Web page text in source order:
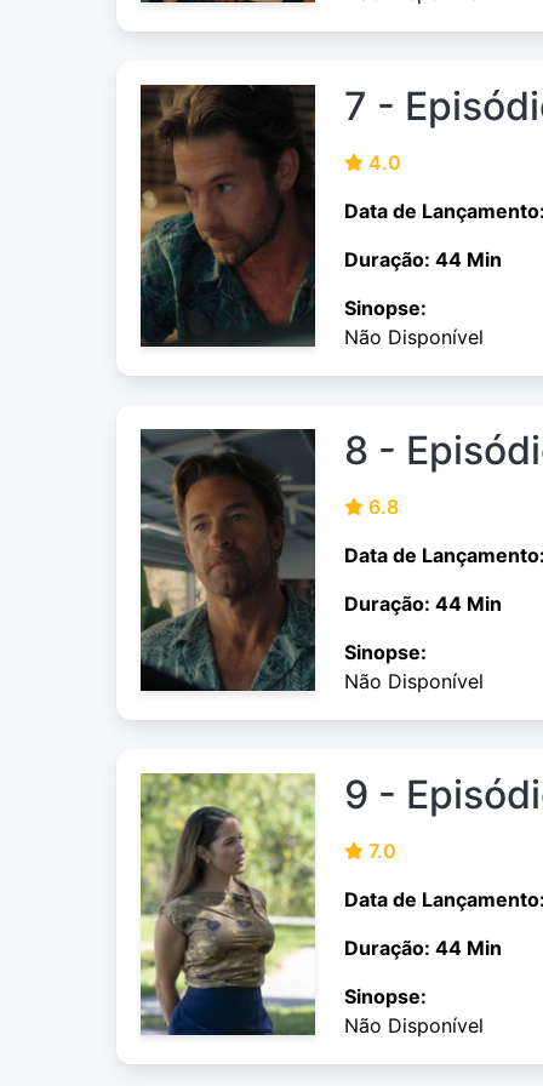
7 -
4.0
Data de
Duração: 44 Min
Sinopse:
Não Disponível
8 -
6.8
Data de
Duração: 44 Min
Sinopse:
Não Disponível
9 -
7.0
Data de
Duração: 44 Min
Sinopse:
Não Disponível